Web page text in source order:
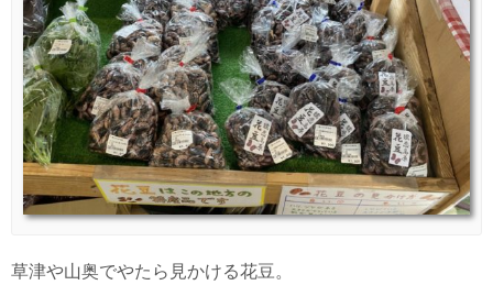
草津や山奥でやたら見かける花豆。